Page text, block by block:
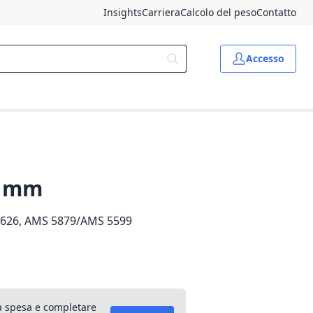
InsightsCarrieraCalcolo del pesoContatto
Accesso
AMS 5879/AMS 5599
e completare